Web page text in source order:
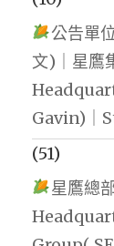
公告單
文)｜星鷹
Gavin)｜
(51)
星鷹總